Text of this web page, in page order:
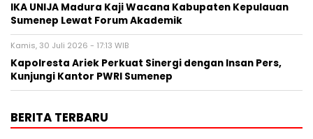
IKA UNIJA Madura Kaji Wacana Kabupaten Kepulauan
Sumenep Lewat Forum Akademik
Kamis, 30 Juli 2026 - 17:13 WIB
Kapolresta Ariek Perkuat Sinergi dengan Insan Pers,
Kunjungi Kantor PWRI Sumenep
BERITA TERBARU